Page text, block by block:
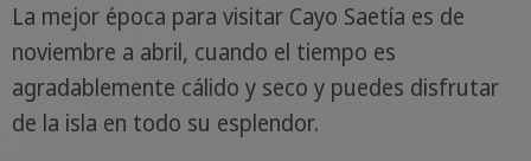
La mejor época para visitar Cayo Saetía es de
noviembre a abril, cuando el tiempo es
agradablemente cálido y seco y puedes disfrutar
de la isla en todo su esplendor.